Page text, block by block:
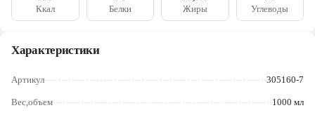
Ккал Белки Жиры Углеводы
Характеристики
Артикул 305160-7
Вес,объем 1000 мл